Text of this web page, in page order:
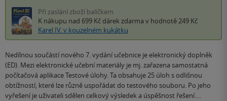
Při zaslání zboží balíčkem
K nákupu nad 699 Kč dárek zdarma v hodnotě 249 Kč
Karel IV. v kouzelném kukátku
Nedílnou součástí nového 7. vydání učebnice je elektronický doplněk
(ED). Mezi elektronické učební materiály je mj. zařazena samostatná
počítačová aplikace Testové úlohy. Ta obsahuje 25 úloh s odlišnou
obtížností, které lze různě uspořádat do testového souboru. Po jeho
vyřešení je uživateli sdělen celkový výsledek a úspěšnost řešení.…